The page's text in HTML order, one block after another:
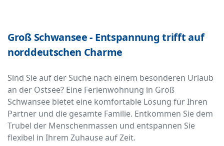
Groß Schwansee - Entspannung trifft auf
norddeutschen Charme
Sind Sie auf der Suche nach einem besonderen Urlaub
an der Ostsee? Eine Ferienwohnung in Groß
Schwansee bietet eine komfortable Lösung für Ihren
Partner und die gesamte Familie. Entkommen Sie dem
Trubel der Menschenmassen und entspannen Sie
flexibel in Ihrem Zuhause auf Zeit.